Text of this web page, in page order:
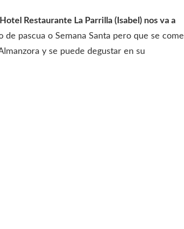
Restaurante La Parrilla (Isabel) nos va a
de pascua o Semana Santa pero que se come
y se puede degustar en su